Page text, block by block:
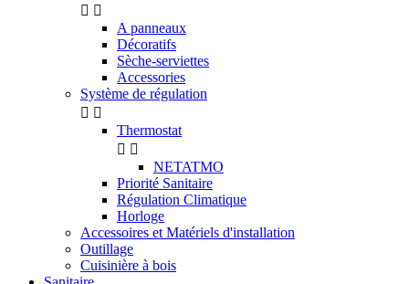
 
A panneaux
Décoratifs
Sèche-serviettes
Accessories
Système de régulation
 
Thermostat
 
NETATMO
Priorité Sanitaire
Régulation Climatique
Horloge
Accessoires et Matériels d'installation
Outillage
Cuisinière à bois